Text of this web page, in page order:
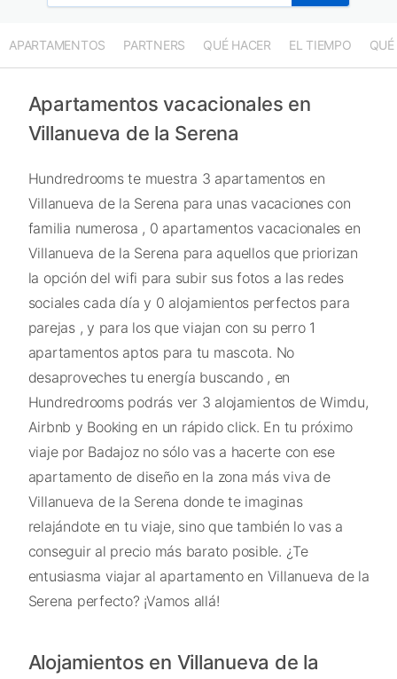
APARTAMENTOS PARTNERS QUÉ HACER EL TIEMPO QUÉ
Apartamentos vacacionales en
Villanueva de la Serena
Hundredrooms te muestra 3 apartamentos en
Villanueva de la Serena para unas vacaciones con
familia numerosa , 0 apartamentos vacacionales en
Villanueva de la Serena para aquellos que priorizan
la opción del wifi para subir sus fotos a las redes
sociales cada día y 0 alojamientos perfectos para
parejas , y para los que viajan con su perro 1
apartamentos aptos para tu mascota. No
desaproveches tu energía buscando , en
Hundredrooms podrás ver 3 alojamientos de Wimdu,
Airbnb y Booking en un rápido click. En tu próximo
viaje por Badajoz no sólo vas a hacerte con ese
apartamento de diseño en la zona más viva de
Villanueva de la Serena donde te imaginas
relajándote en tu viaje, sino que también lo vas a
conseguir al precio más barato posible. ¿Te
entusiasma viajar al apartamento en Villanueva de la
Serena perfecto? ¡Vamos allá!
Alojamientos en Villanueva de la